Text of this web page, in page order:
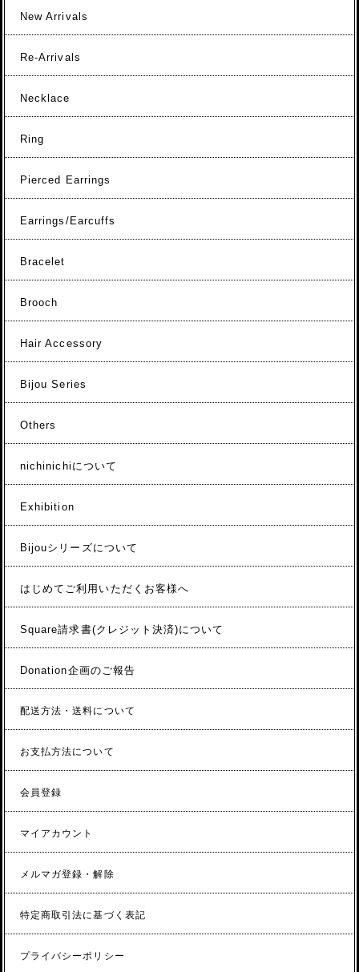
New Arrivals
Re-Arrivals
Necklace
Ring
Pierced Earrings
Earrings/Earcuffs
Bracelet
Brooch
Hair Accessory
Bijou Series
Others
nichinichiについて
Exhibition
Bijouシリーズについて
はじめてご利用いただくお客様へ
Square請求書(クレジット決済)について
Donation企画のご報告
配送方法・送料について
お支払方法について
会員登録
マイアカウント
メルマガ登録・解除
特定商取引法に基づく表記
プライバシーポリシー